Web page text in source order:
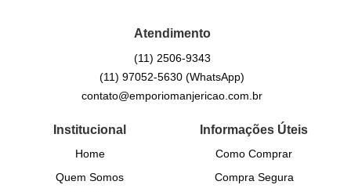
Atendimento
(11) 2506-9343
(11) 97052-5630(WhatsApp)
contato@emporiomanjericao.com.br
Institucional
Home
Quem Somos
Informações Úteis
Como Comprar
Compra Segura